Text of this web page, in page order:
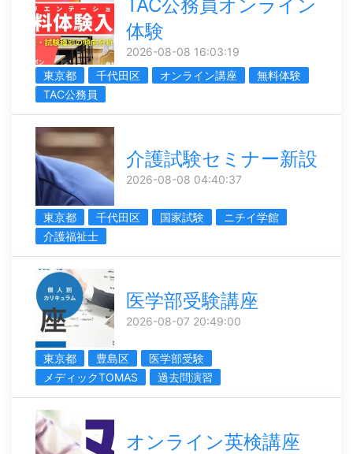
TAC公務員オンライン
体験
2026-08-08 16:03:19
東京都
千代田区 オンライン講座
無料体験
TAC公務員
介護試験セミナー新設
2026-08-08 04:40:37
東京都 千代田区 国家試験
ニチイ学館
介護福祉士
医学部受験講座
2026-08-07 20:49:00
東京都 豊島区
医学部受験
メディックTOMAS
過去問演習
オンライン英検講座